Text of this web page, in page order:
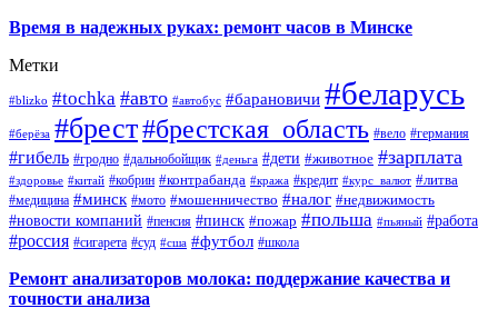
Время в надежных руках: ремонт часов в Минске
Метки
#blizko #tochka #авто #автобус #барановичи #беларусь
#берёза #брест#брестская_область #вело #германия
#гибель #гродно #дальнобойщик #деньга #дети #животное #зарплата
#здоровье #китай #кобрин #контрабанда #кража #кредит #курс_валют #литва
#медицина #минск #мото #мошенничество #налог #недвижимость
#новости компаний #пенсия #пинск #пожар #польша #пьяный #работа
#россия #сигарета #суд #сша #футбол #школа
Ремонт анализаторов молока: поддержание качества и
точности анализа